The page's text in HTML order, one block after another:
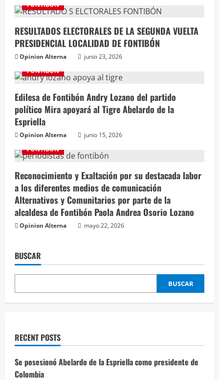
FONTIBÓN
RESULTADOS ELECTORALES DE LA SEGUNDA VUELTA
PRESIDENCIAL LOCALIDAD DE FONTIBÓN
Opinion Alterna
junio 23, 2026
FONTIBÓN
Edilesa de Fontibón Andry Lozano del partido
político Mira apoyará al Tigre Abelardo de la
Espriella
Opinion Alterna
junio 15, 2026
FONTIBÓN
Reconocimiento y Exaltación por su destacada labor
a los diferentes medios de comunicación
Alternativos y Comunitarios por parte de la
alcaldesa de Fontibón Paola Andrea Osorio Lozano
Opinion Alterna mayo 22, 2026
BUSCAR
BUSCAR
RECENT POSTS
Se posesionó Abelardo de la Espriella como presidente de
Colombia